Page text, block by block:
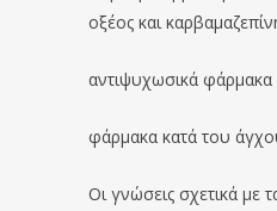
οξέος και
αντιψυχωσικά φάρμακα
φάρμακα κατά του
Οι γνώσεις σχετικά με